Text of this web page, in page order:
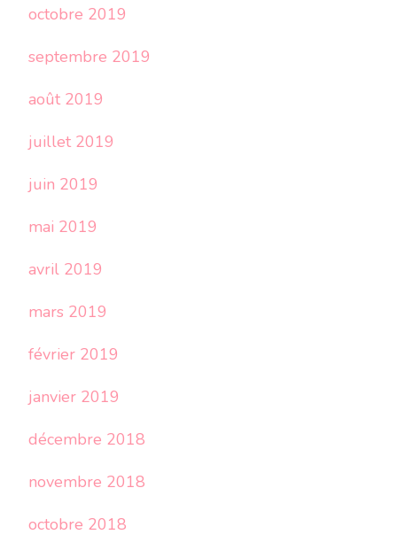
octobre 2019
septembre 2019
août 2019
juillet 2019
juin 2019
mai 2019
avril 2019
mars 2019
février 2019
janvier 2019
décembre 2018
novembre 2018
octobre 2018